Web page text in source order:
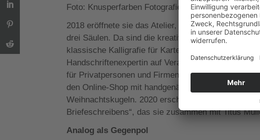
Foto: Knusperfarben Fotografie
2018 eröffnete sie das Atelier, „eine echte
drei Säulen. Da sind die kreativen Workshops in
klassische Kalligrafie für Karten oder Geschenke
Handschriftenexpertin auf Veranstaltungen Give-
für Privatpersonen und Firmen, von der
den Online-Shop mit handgenähten
Weihnachtskugeln. 2020 erschien ihr Buch mit
Briefeschreibens“, das sie zusammen mit Titus
Analog als Gegenpol